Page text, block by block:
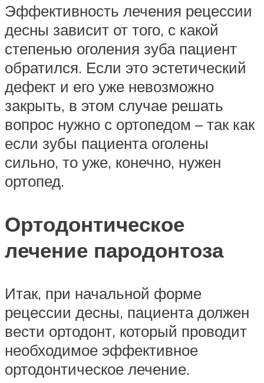
Эффективность лечения рецессии
десны зависит от того, с какой
степенью оголения зуба пациент
обратился. Если это эстетический
дефект и его уже невозможно
закрыть, в этом случае решать
вопрос нужно с ортопедом – так как
если зубы пациента оголены
сильно, то уже, конечно, нужен
ортопед.
Ортодонтическое
лечение пародонтоза
Итак, при начальной форме
рецессии десны, пациента должен
вести ортодонт, который проводит
необходимое эффективное
ортодонтическое лечение.